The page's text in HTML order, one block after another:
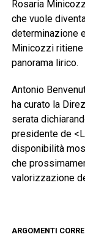
Rosaria
che vuole
determinazione
Minicozzi ritiene
panorama lirico.
Antonio
ha curato la
serata
presidente de
disponibilità
che
valorizzazione
ARGOMENTI